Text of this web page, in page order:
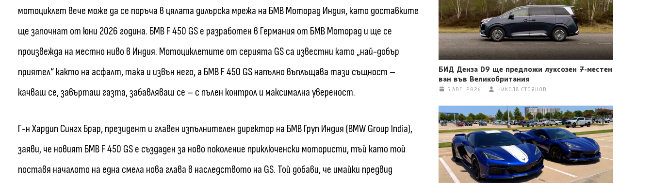
мотоциклет вече може да се поръча в цялата дилърска мрежа на БМВ Моторад Индия, като доставките
ще започнат от юни 2026 година. БМВ F 450 GS е разработен в Германия от БМВ Моторад и ще се
произвежда на местно ниво в Индия. Мотоциклетите от серията GS са известни като „най-добър
приятел“ както на асфалт, така и извън него, а БМВ F 450 GS напълно въплъщава тази същност –
качваш се, завърташ газта, забавляваш се – с пълен контрол и максимална увереност.
Г-н Хардип Сингх Брар, президент и главен изпълнителен директор на БМВ Груп Индия (BMW Group India),
заяви, че новият БМВ F 450 GS е създаден за ново поколение приключенски мотористи, тъй като той
поставя началото на една смела нова глава в наследството на GS. Той добави, че имайки предвид
БИД Денза D9 ще предложи луксозен 7-местен
ван във Великобритания
5 АВГ. 2026 НИКОЛА СТОЯНОВ